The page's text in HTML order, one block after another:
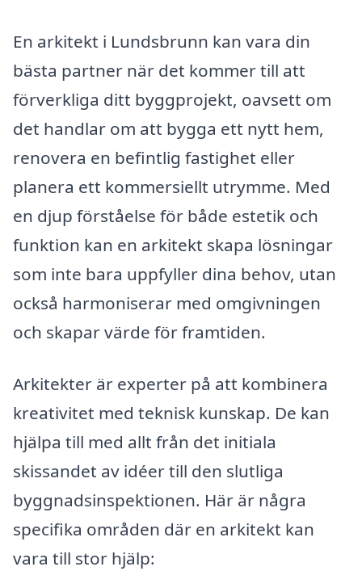
En arkitekt i Lundsbrunn kan vara din
bästa partner när det kommer till att
förverkliga ditt byggprojekt, oavsett om
det handlar om att bygga ett nytt hem,
renovera en befintlig fastighet eller
planera ett kommersiellt utrymme. Med
en djup förståelse för både estetik och
funktion kan en arkitekt skapa lösningar
som inte bara uppfyller dina behov, utan
också harmoniserar med omgivningen
och skapar värde för framtiden.
Arkitekter är experter på att kombinera
kreativitet med teknisk kunskap. De kan
hjälpa till med allt från det initiala
skissandet av idéer till den slutliga
byggnadsinspektionen. Här är några
specifika områden där en arkitekt kan
vara till stor hjälp: